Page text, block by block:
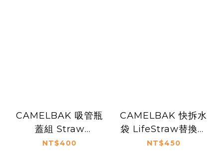
CAMELBAK 吸管瓶
蓋組 Straw
Tumbler 中
NT$400
CAMELBAK 快拆水
袋 LifeStraw替換濾
心 2入
NT$450